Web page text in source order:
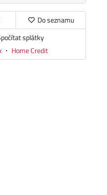
Do seznamu
splátky
・ Home Credit